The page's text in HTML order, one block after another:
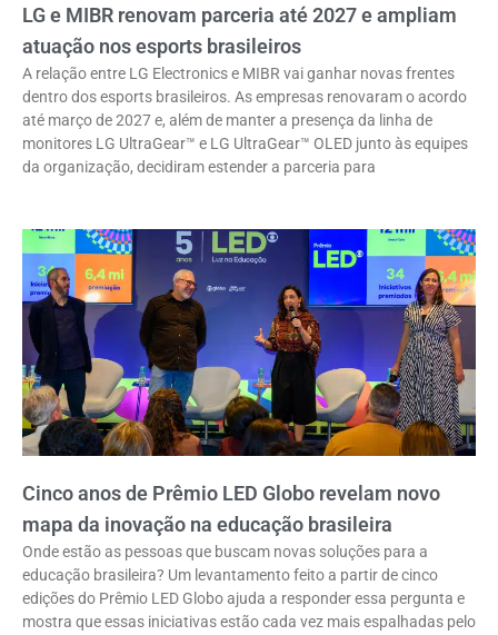
LG e MIBR renovam parceria até 2027 e ampliam
atuação nos esports brasileiros
A relação entre LG Electronics e MIBR vai ganhar novas frentes
dentro dos esports brasileiros. As empresas renovaram o acordo
até março de 2027 e, além de manter a presença da linha de
monitores LG UltraGear™ e LG UltraGear™ OLED junto às equipes
da organização, decidiram estender a parceria para
Cinco anos de Prêmio LED Globo revelam novo
mapa da inovação na educação brasileira
Onde estão as pessoas que buscam novas soluções para a
educação brasileira? Um levantamento feito a partir de cinco
edições do Prêmio LED Globo ajuda a responder essa pergunta e
mostra que essas iniciativas estão cada vez mais espalhadas pelo